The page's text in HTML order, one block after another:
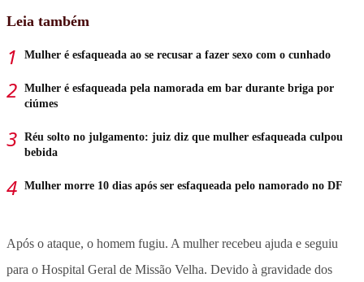
Leia também
Mulher é esfaqueada ao se recusar a fazer sexo com o cunhado
Mulher é esfaqueada pela namorada em bar durante briga por
ciúmes
Réu solto no julgamento: juiz diz que mulher esfaqueada culpou
bebida
Mulher morre 10 dias após ser esfaqueada pelo namorado no DF
Após o ataque, o homem fugiu. A mulher recebeu ajuda e seguiu
para o Hospital Geral de Missão Velha. Devido à gravidade dos